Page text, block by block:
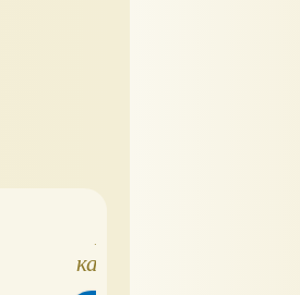
карточки Лига
чемпионов Match